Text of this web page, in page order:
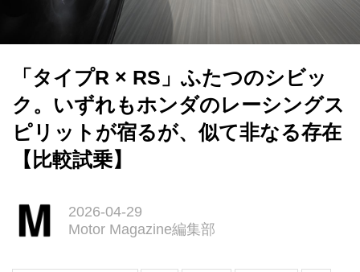
「タイプR × RS」ふたつのシビッ
ク。いずれもホンダのレーシングス
ピリットが宿るが、似て非なる存在
【比較試乗】
2026-04-29
Motor Magazine編集部